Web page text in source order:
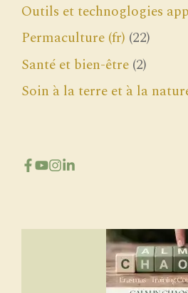
Outils et technoglogies
Permaculture (fr) (22)
Santé et bien-être (2)
Soin à la terre et à la